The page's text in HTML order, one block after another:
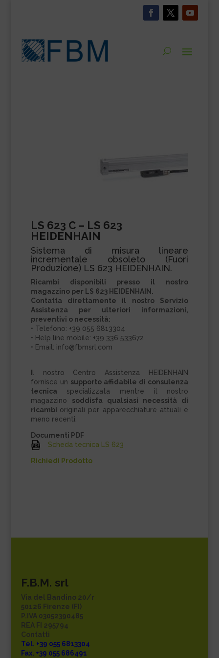
LS 623 C – LS 623
HEIDENHAIN
Sistema di misura lineare
incrementale obsoleto (Fuori
Produzione) LS 623 HEIDENHAIN.
Ricambi disponibili presso il nostro
magazzino per LS 623 HEIDENHAIN.
Contatta direttamente il nostro Servizio
Assistenza per ulteriori informazioni,
preventivi o necessità:
• Telefono: +39 055 6813304
• Help line mobile: +39 336 533672
• Email: info@fbmsrl.com
Il nostro Centro Assistenza HEIDENHAIN
fornisce un supporto affidabile di consulenza
tecnica specializzata mentre il nostro
magazzino soddisfa qualsiasi necessità di
ricambi originali per apparecchiature attuali e
meno recenti.
Documenti PDF
Scheda tecnica LS 623
Richiedi Prodotto
F.B.M. srl
Via del Bandino 20/r
50126 Firenze (FI)
P.IVA 03052390485
REA FI 295794
Contatti
Tel. +39 055 6813304
Fax. +39 055 686491